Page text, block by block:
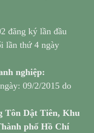
đăng ký lần đầu
lần thứ 4 ngày
nghiệp:
09/2/2015 do
Tôn Dật Tiên, Khu
phố Hồ Chí